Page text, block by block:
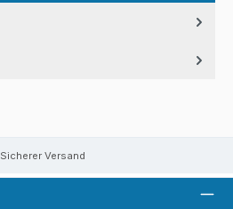
Sicherer Versand